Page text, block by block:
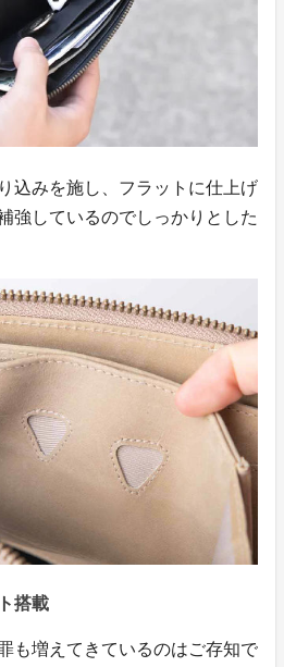
込みを施し、フラットに仕上げ
強しているのでしっかりとした
搭載
も増えてきているのはご存知で